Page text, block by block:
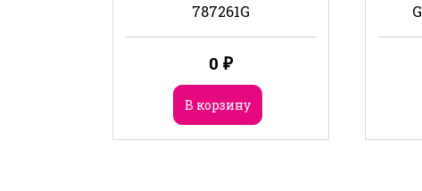
787261G
0 ₽
В корзину